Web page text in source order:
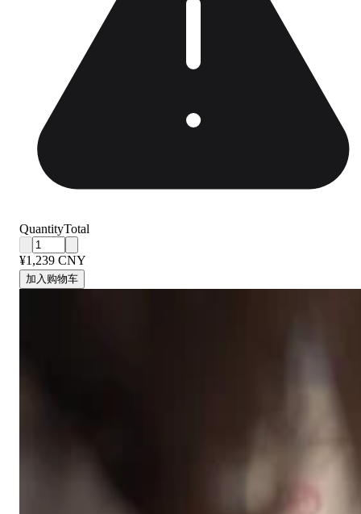
QuantityTotal
¥1,239 CNY
加入购物车